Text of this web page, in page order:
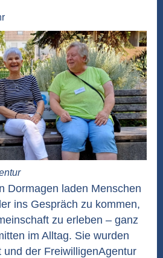
Dormagen laden Menschen
ins Gespräch zu kommen,
zu erleben – ganz
im Alltag. Sie wurden
der FreiwilligenAgentur